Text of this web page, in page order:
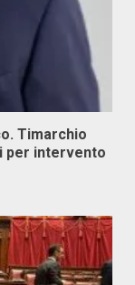
Timarchio
per intervento